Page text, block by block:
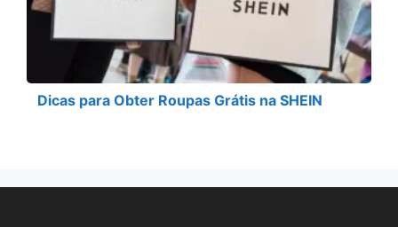
Dicas para Obter Roupas Grátis na SHEIN